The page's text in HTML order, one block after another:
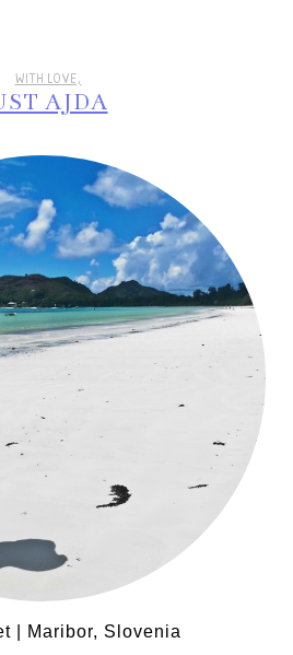
WITH LOVE,
AJDA
| Maribor, Slovenia